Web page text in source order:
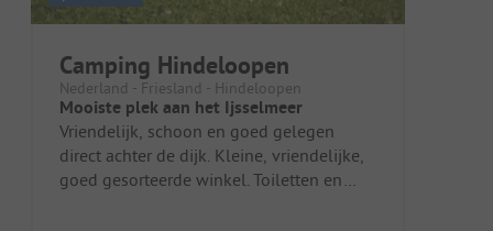
Camping Hindeloopen
Nederland - Friesland - Hindeloopen
Mooiste plek aan het Ijsselmeer
Vriendelijk, schoon en goed gelegen
direct achter de dijk. Kleine, vriendelijke,
goed gesorteerde winkel. Toiletten en